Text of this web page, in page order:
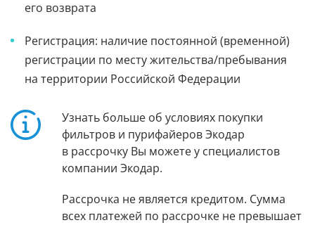
его возврата
Регистрация: наличие постоянной (временной)
регистрации по месту жительства/пребывания
на территории Российской Федерации
Узнать больше об условиях покупки
фильтров и пурифайеров Экодар
в рассрочку Вы можете у специалистов
компании Экодар.
Рассрочка не является кредитом. Сумма
всех платежей по рассрочке не превышает